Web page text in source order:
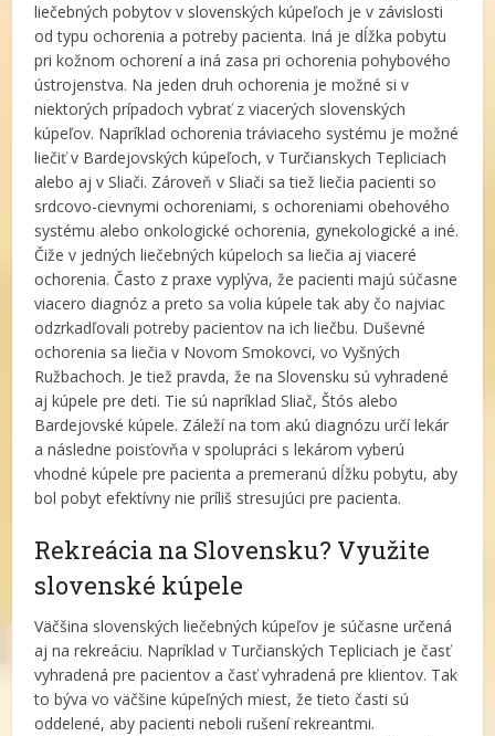
liečebných pobytov v slovenských kúpeľoch je v závislosti
od typu ochorenia a potreby pacienta. Iná je dĺžka pobytu
pri kožnom ochorení a iná zasa pri ochorenia pohybového
ústrojenstva. Na jeden druh ochorenia je možné si v
niektorých prípadoch vybrať z viacerých slovenských
kúpeľov. Napríklad ochorenia tráviaceho systému je možné
liečiť v Bardejovských kúpeľoch, v Turčianskych Tepliciach
alebo aj v Sliači. Zároveň v Sliači sa tiež liečia pacienti so
srdcovo-cievnymi ochoreniami, s ochoreniami obehového
systému alebo onkologické ochorenia, gynekologické a iné.
Čiže v jedných liečebných kúpeloch sa liečia aj viaceré
ochorenia. Často z praxe vyplýva, že pacienti majú súčasne
viacero diagnóz a preto sa volia kúpele tak aby čo najviac
odzrkadľovali potreby pacientov na ich liečbu. Duševné
ochorenia sa liečia v Novom Smokovci, vo Vyšných
Ružbachoch. Je tiež pravda, že na Slovensku sú vyhradené
aj kúpele pre deti. Tie sú napríklad Sliač, Štós alebo
Bardejovské kúpele. Záleží na tom akú diagnózu určí lekár
a následne poisťovňa v spolupráci s lekárom vyberú
vhodné kúpele pre pacienta a premeranú dĺžku pobytu, aby
bol pobyt efektívny nie príliš stresujúci pre pacienta.
Rekreácia na Slovensku? Využite
slovenské kúpele
Väčšina slovenských liečebných kúpeľov je súčasne určená
aj na rekreáciu. Napríklad v Turčianských Tepliciach je časť
vyhradená pre pacientov a časť vyhradená pre klientov. Tak
to býva vo väčšine kúpeľných miest, že tieto časti sú
oddelené, aby pacienti neboli rušení rekreantmi.